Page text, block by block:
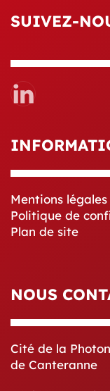
SUIVEZ-
Mentions légales
Politique de
Plan de site
NOUS
Cité de la
de Canteranne